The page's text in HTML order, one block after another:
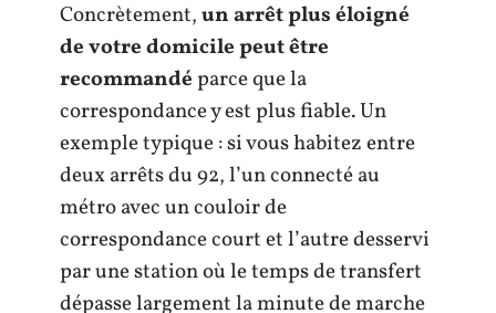
Concrètement,un arrêt plus éloigné
de votre domicile peut être
recommandéparce que la
correspondance y est plus fiable. Un
exemple typique : si vous habitez entre
deux arrêts du 92, l’un connecté au
métro avec un couloir de
correspondance court et l’autre desservi
par une station où le temps de transfert
dépasse largement la minute de marche